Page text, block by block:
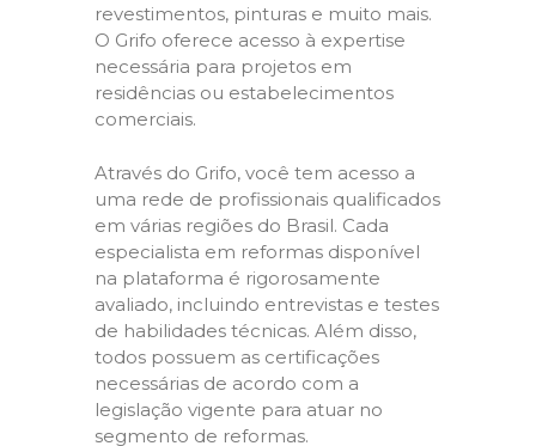
revestimentos, pinturas e muito mais.
O Grifo oferece acesso à expertise
necessária para projetos em
residências ou estabelecimentos
comerciais.
Através do Grifo, você tem acesso a
uma rede de profissionais qualificados
em várias regiões do Brasil. Cada
especialista em reformas disponível
na plataforma é rigorosamente
avaliado, incluindo entrevistas e testes
de habilidades técnicas. Além disso,
todos possuem as certificações
necessárias de acordo com a
legislação vigente para atuar no
segmento de reformas.